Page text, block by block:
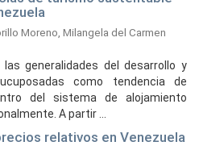
Moreno, Milangela del Carmen
generalidades del desarrollo y
como tendencia de
del sistema de alojamiento
A partir ...
relativos en Venezuela